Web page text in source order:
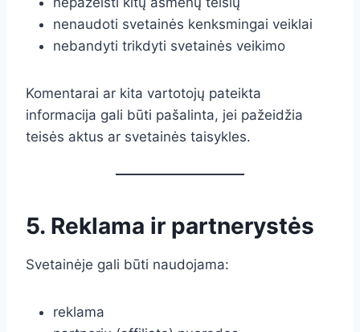
nenaudoti svetainės kenksmingai veiklai
nebandyti trikdyti svetainės veikimo
Komentarai ar kita vartotojų pateikta
informacija gali būti pašalinta, jei pažeidžia
teisės aktus ar svetainės taisykles.
5. Reklama ir partnerystės
Svetainėje gali būti naudojama:
reklama